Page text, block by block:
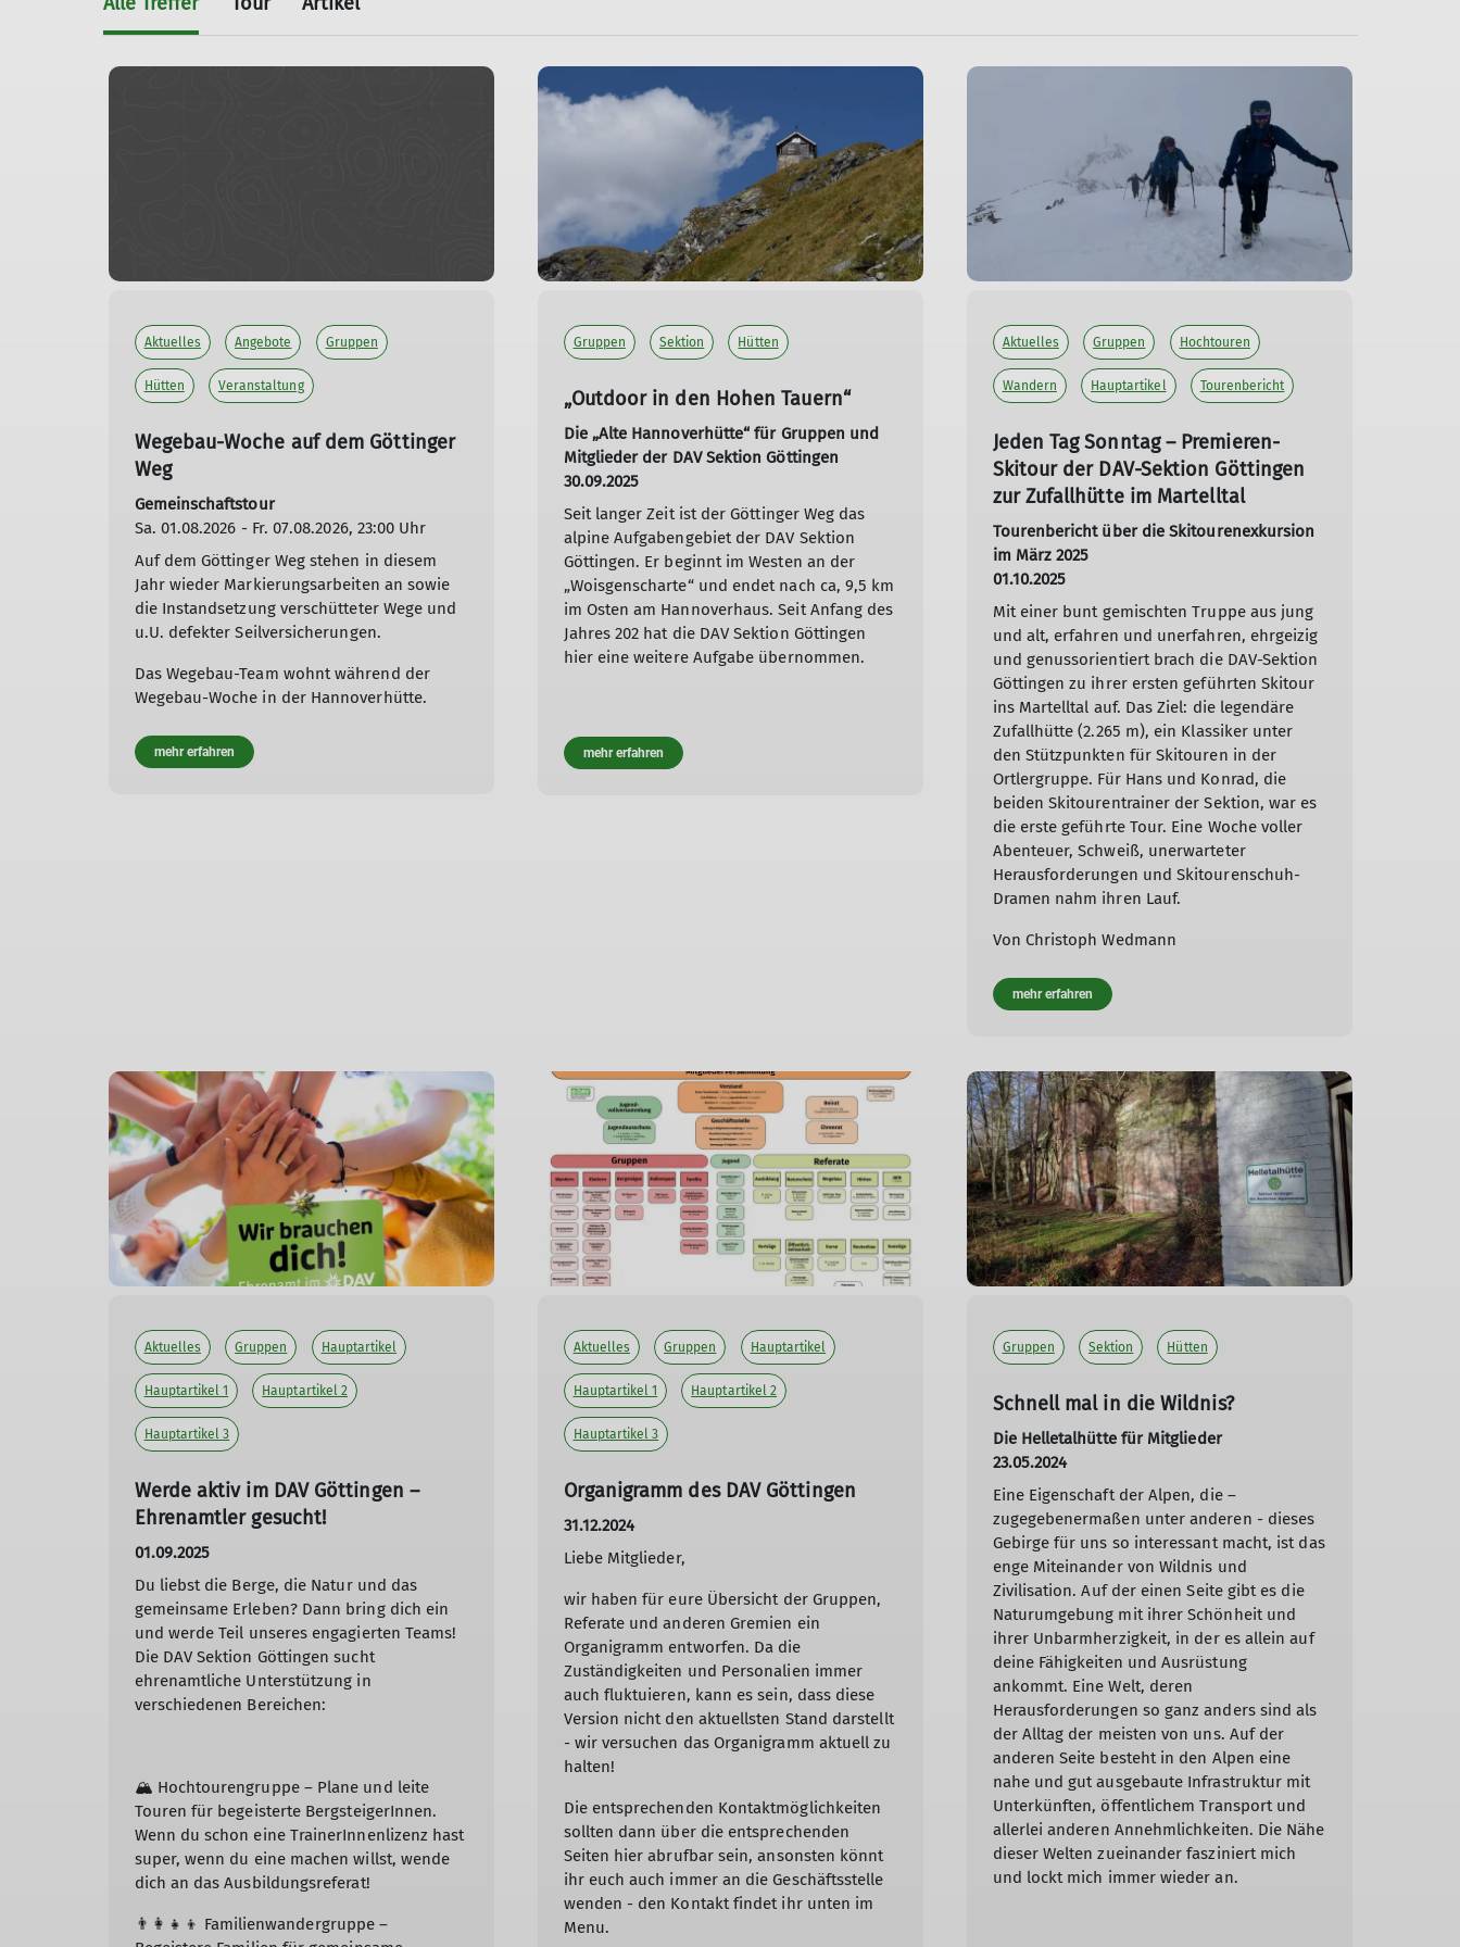
Aktuelles Angebote Gruppen
Hütten Veranstaltung
Wegebau-Woche auf dem Göttinger
Weg
Gemeinschaftstour
Sa. 01.08.2026 - Fr. 07.08.2026, 23:00 Uhr
Auf dem Göttinger Weg stehen in diesem
Jahr wieder Markierungsarbeiten an sowie
die Instandsetzung verschütteter Wege und
u.U. defekter Seilversicherungen.
Das Wegebau-Team wohnt während der
Wegebau-Woche in der Hannoverhütte.
mehr erfahren
Gruppen Sektion Hütten
„Outdoor in den Hohen Tauern“
Die „Alte Hannoverhütte“ für Gruppen und
Mitglieder der DAV Sektion Göttingen
30.09.2025
Seit langer Zeit ist der Göttinger Weg das
alpine Aufgabengebiet der DAV Sektion
Göttingen. Er beginnt im Westen an der
„Woisgenscharte“ und endet nach ca, 9,5 km
im Osten am Hannoverhaus. Seit Anfang des
Jahres 202 hat die DAV Sektion Göttingen
hier eine weitere Aufgabe übernommen.
mehr erfahren
Aktuelles Gruppen Hochtouren
Wandern Hauptartikel Tourenbericht
Jeden Tag Sonntag – Premieren-
Skitour der DAV-Sektion Göttingen
zur Zufallhütte im Martelltal
Tourenbericht über die Skitourenexkursion
im März 2025
01.10.2025
Mit einer bunt gemischten Truppe aus jung
und alt, erfahren und unerfahren, ehrgeizig
und genussorientiert brach die DAV-Sektion
Göttingen zu ihrer ersten geführten Skitour
ins Martelltal auf. Das Ziel: die legendäre
Zufallhütte (2.265 m), ein Klassiker unter
den Stützpunkten für Skitouren in der
Ortlergruppe. Für Hans und Konrad, die
beiden Skitourentrainer der Sektion, war es
die erste geführte Tour. Eine Woche voller
Abenteuer, Schweiß, unerwarteter
Herausforderungen und Skitourenschuh-
Dramen nahm ihren Lauf.
Von Christoph Wedmann
mehr erfahren
Aktuelles Gruppen Hauptartikel
Hauptartikel 1 Hauptartikel 2
Hauptartikel 3
Werde aktiv im DAV Göttingen –
Ehrenamtler gesucht!
01.09.2025
Du liebst die Berge, die Natur und das
gemeinsame Erleben? Dann bring dich ein
und werde Teil unseres engagierten Teams!
Die DAV Sektion Göttingen sucht
ehrenamtliche Unterstützung in
verschiedenen Bereichen:
🏔 Hochtourengruppe – Plane und leite
Touren für begeisterte BergsteigerInnen.
Wenn du schon eine TrainerInnenlizenz hast
super, wenn du eine machen willst, wende
dich an das Ausbildungsreferat!
👨‍👩‍👧‍👦 Familienwandergruppe –
Aktuelles Gruppen Hauptartikel
Hauptartikel 1 Hauptartikel 2
Hauptartikel 3
Organigramm des DAV Göttingen
31.12.2024
Liebe Mitglieder,
wir haben für eure Übersicht der Gruppen,
Referate und anderen Gremien ein
Organigramm entworfen. Da die
Zuständigkeiten und Personalien immer
auch fluktuieren, kann es sein, dass diese
Version nicht den aktuellsten Stand darstellt
- wir versuchen das Organigramm aktuell zu
halten!
Die entsprechenden Kontaktmöglichkeiten
sollten dann über die entsprechenden
Seiten hier abrufbar sein, ansonsten könnt
ihr euch auch immer an die Geschäftsstelle
wenden - den Kontakt findet ihr unten im
Menu.
Gruppen Sektion Hütten
Schnell mal in die Wildnis?
Die Helletalhütte für Mitglieder
23.05.2024
Eine Eigenschaft der Alpen, die –
zugegebenermaßen unter anderen - dieses
Gebirge für uns so interessant macht, ist das
enge Miteinander von Wildnis und
Zivilisation. Auf der einen Seite gibt es die
Naturumgebung mit ihrer Schönheit und
ihrer Unbarmherzigkeit, in der es allein auf
deine Fähigkeiten und Ausrüstung
ankommt. Eine Welt, deren
Herausforderungen so ganz anders sind als
der Alltag der meisten von uns. Auf der
anderen Seite besteht in den Alpen eine
nahe und gut ausgebaute Infrastruktur mit
Unterkünften, öffentlichem Transport und
allerlei anderen Annehmlichkeiten. Die Nähe
dieser Welten zueinander fasziniert mich
und lockt mich immer wieder an.